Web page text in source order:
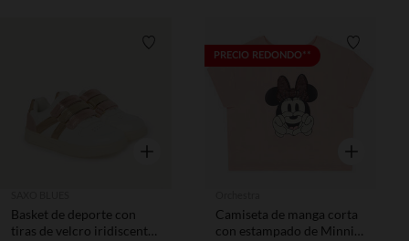
Lista de requisitos
Vista rápida
Basket de deporte con
tiras de velcro iridiscentes
PRECIO REDONDO**
Vista rápida
Camiseta de manga corta
con estampado de Minnie